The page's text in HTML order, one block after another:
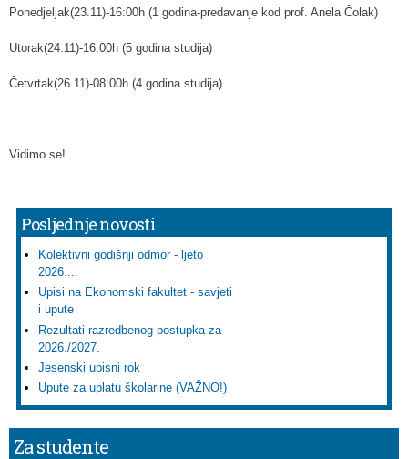
Ponedjeljak(23.11)-16:00h (1 godina-predavanje kod prof. Anela Čolak)
Utorak(24.11)-16:00h (5 godina studija)
Četvrtak(26.11)-08:00h (4 godina studija)
Vidimo se!
Posljednje novosti
Kolektivni godišnji odmor - ljeto
2026....
Upisi na Ekonomski fakultet - savjeti
i upute
Rezultati razredbenog postupka za
2026./2027.
Jesenski upisni rok
Upute za uplatu školarine (VAŽNO!)
Za studente